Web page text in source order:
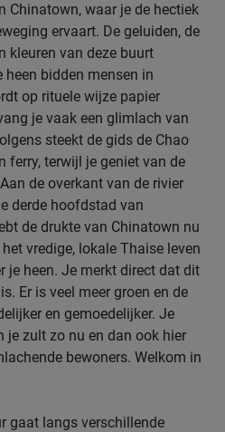
Chinatown, waar je de hectiek
ervaart. De geluiden, de
kleuren van deze buurt
heen bidden mensen in
op rituele wijze papier
je vaak een glimlach van
steekt de gids de Chao
ferry, terwijl je geniet van de
de overkant van de rivier
derde hoofdstad van
de drukte van Chinatown nu
vredige, lokale Thaise leven
je heen. Je merkt direct dat dit
Er is veel meer groen en de
en gemoedelijker. Je
je zult zo nu en dan ook hier
bewoners. Welkom in
gaat langs verschillende